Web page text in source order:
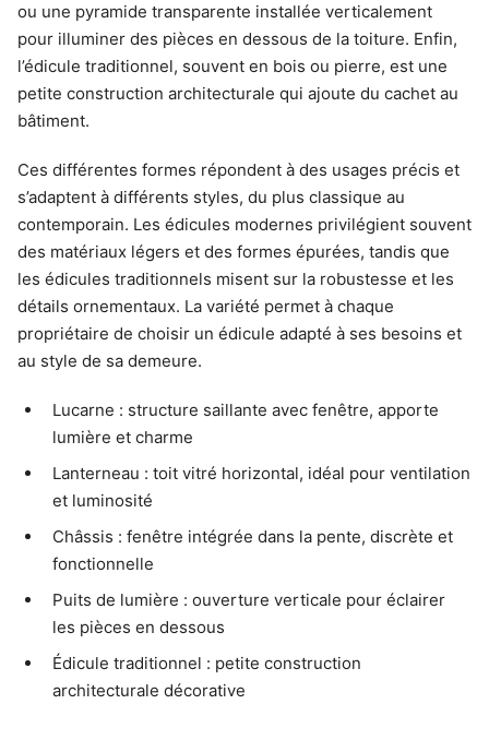
ou une pyramide transparente installée verticalement
pour illuminer des pièces en dessous de la toiture. Enfin,
l’édicule traditionnel, souvent en bois ou pierre, est une
petite construction architecturale qui ajoute du cachet au
bâtiment.
Ces différentes formes répondent à des usages précis et
s’adaptent à différents styles, du plus classique au
contemporain. Les édicules modernes privilégient souvent
des matériaux légers et des formes épurées, tandis que
les édicules traditionnels misent sur la robustesse et les
détails ornementaux. La variété permet à chaque
propriétaire de choisir un édicule adapté à ses besoins et
au style de sa demeure.
Lucarne : structure saillante avec fenêtre, apporte
lumière et charme
Lanterneau : toit vitré horizontal, idéal pour ventilation
et luminosité
Châssis : fenêtre intégrée dans la pente, discrète et
fonctionnelle
Puits de lumière : ouverture verticale pour éclairer
les pièces en dessous
Édicule traditionnel : petite construction
architecturale décorative